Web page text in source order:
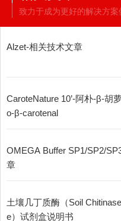
致力于成为更好的解决方案
Alzet-相关技术文章
CaroteNature 10’-阿朴-β-胡
o‐β‐carotenal
OMEGA Buffer SP1/SP2/
章
土壤几丁质酶（Soil
e）试剂盒说明书